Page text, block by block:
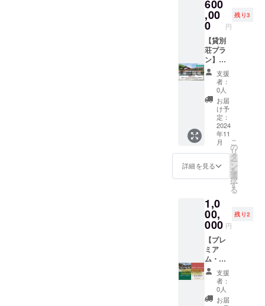
リンク
をお送
りいた
しま
す。
【備考
欄】に
話した
い内容
を簡単
にご記
載下さ
いま
せ。 良
い出会
いにな
ように
＾＾ ※1
分とさ
せて頂
きま
す。 追
加購入
可能で
す。
順次発
送いた
しま
す。
しみに
頂けま
す。(飲
食店営
業取得
済み) ②
プチギ
フト付
き お
気持ち
ばかり
の小さ
なギフ
トをお
持ち帰
りいた
だけま
す。 ③
に宿泊
施設
(FERM
ELL)の
ルーム
ツアー
を致し
ます。
※11月
27日、
12月4
成した
宿の魅
力や、
楽しめ
るポイ
ントを
まとめ
たパン
フレッ
トをお
送りし
ます。
③宿泊
施設割
引券
（10%
OFF）
未来の
ご宿泊
時にご
ただけ
る10%
割引券
です。
※プレ
オープ
ン中は
使用不
可。
2024年
4月1日
宿泊す
ること
も可能
ですの
で、長
期滞在
をお考
えの方
に最適
です。
長期間
にわ
たって
北広島
町の自
然を堪
能して
いただ
けま
す。
容】
①6泊7
日の宿
泊体験
一棟貸
切で、1
人から
最大6名
までの
宿泊が
可能で
のプラ
ンで
す。ス
ポン
サー様
には、
特別な
宿泊券
や割引
券、
ウェブ
サイト
上での
企業PR
を通じ
て、感
謝の気
持ちを
お届け
しま
【内
容】
①1泊2
日の宿
泊券×4
回分
(260,00
0円相
当） 従
業員、
家族に
600
,00
0 円
残り3
【貸別
荘プラ
ン】一
棟貸切
12泊13
日（10
泊分の
料金で
12泊分
の提
供）
【優先
予約】
ワー
ケー
ション
ンスで
別荘感
覚で宿
を楽し
みたい
方向け
の12泊
13日プ
ランで
す。平
日・土
支援
者：
0人
お届
け予
定：
2024
年11
月
詳細を見る
こ
の
リ
タ
ー
ン
を
選
択
す
る
1,0
00,
000 円
残り2
【プレ
ミア
ム・ス
ポン
サー
（個人
様／企
支援
者：
0人
お届